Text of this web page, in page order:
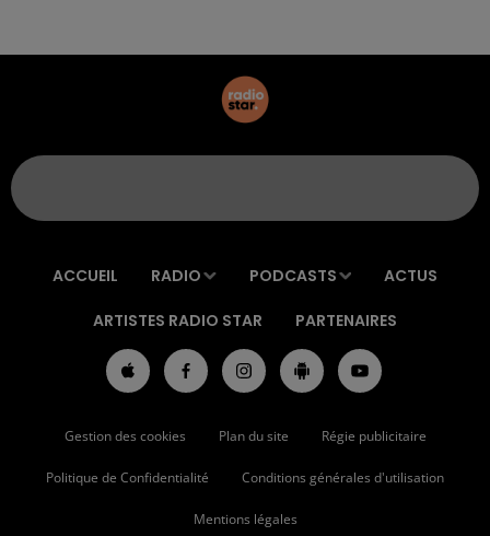
ACCUEIL RADIO PODCASTS ACTUS
ARTISTES RADIO STAR PARTENAIRES
Gestion des cookies Plan du site Régie publicitaire
Politique de Confidentialité Conditions générales d'utilisation
Mentions légales